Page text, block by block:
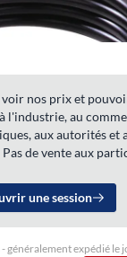
nos prix et
l'industrie, au
aux autorités et
de vente aux
une session
généralement expédié le